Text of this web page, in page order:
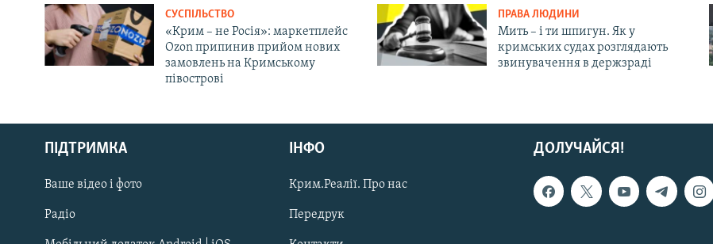
Русский
Qırımtatar
ДОЛУЧАЙСЯ!
СУСПІЛЬСТВО
«Крим – не Росія»: маркетплейс
Ozon припинив прийом нових
замовлень на Кримському
півострові
ПРАВА ЛЮДИНИ
Мить – і ти шпигун. Як у
кримських судах розглядають
звинувачення в держзраді
ДОЛУЧАЙСЯ!
ПІДТРИМКА
Ваше відео і фото
Радіо
ІНФО
Крим.Реалії. Про нас
Передрук